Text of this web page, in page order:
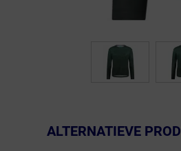
ALTERNATIEVE